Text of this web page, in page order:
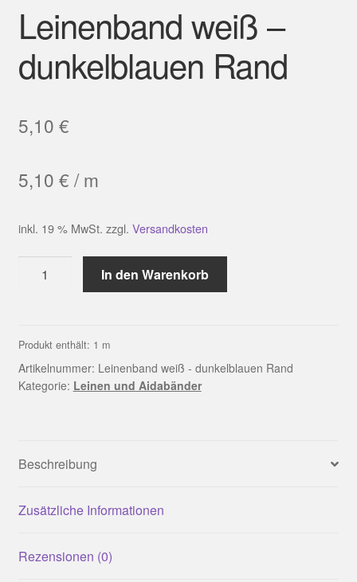
Leinenband weiß –
dunkelblauen Rand
5,10 €
5,10 € /m
inkl. 19 % MwSt. zzgl. Versandkosten
weiß
Rand
Menge
In den Warenkorb
Produkt enthält: 1 m
Artikelnummer: Leinenband weiß - dunkelblauen Rand
Kategorie: Leinen und Aidabänder
Beschreibung
Zusätzliche Informationen
Rezensionen (0)